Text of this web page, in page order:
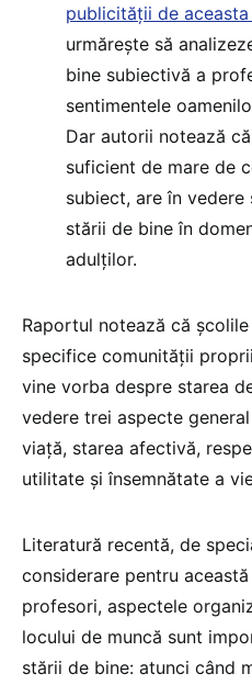
publicității de
urmărește să
bine subiectivă a
sentimentele
Dar autorii notează
suficient de mare de
subiect, are în
stării de bine în
adulților.
Raportul notează că
specifice comunității
vine vorba despre starea
vedere trei aspecte
viață, starea afectivă,
utilitate și însemnătate a
Literatură recentă, de
considerare pentru
profesori, aspectele
locului de muncă sunt
stării de bine: atunci când